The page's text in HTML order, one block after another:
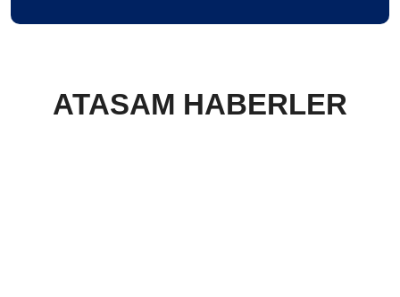
ATASAM HABERLER